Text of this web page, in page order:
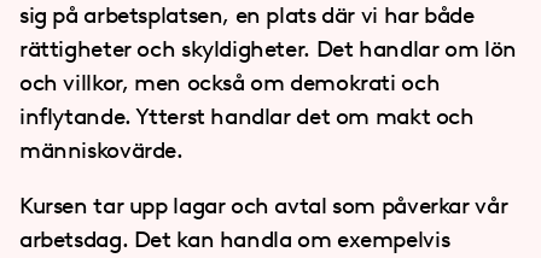
sig på arbetsplatsen, en plats där vi har både
rättigheter och skyldigheter. Det handlar om lön
och villkor, men också om demokrati och
inflytande. Ytterst handlar det om makt och
människovärde.
Kursen tar upp lagar och avtal som påverkar vår
arbetsdag. Det kan handla om exempelvis